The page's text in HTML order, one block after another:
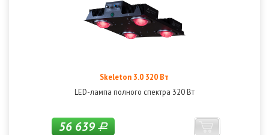
Skeleton 3.0 320 Вт
LED-лампа полного спектра 320 Вт
56 639Р